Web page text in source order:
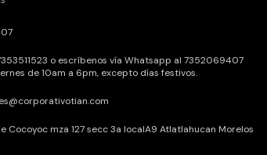
o escríbenos vía Whatsapp al 7352069407
de 10am a 6pm, excepto días festivos.
Cocoyoc mza 127 secc 3a localA9 Atlatlahucan Morelos